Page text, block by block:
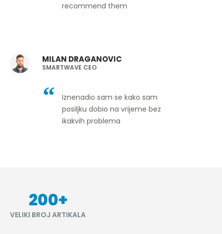
recommend them
MILAN DRAGANOVIC
SMARTWAVE CEO
Iznenadio sam se kako sam
posiljku dobio na vrijeme bez
ikakvih problema
200+
VELIKI BROJ ARTIKALA